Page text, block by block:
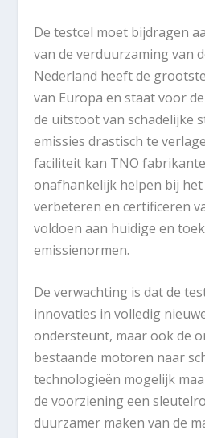
De testcel moet bijdragen
van de verduurzaming van
Nederland heeft de
van Europa en staat voor
de uitstoot van schadelijke
emissies drastisch te
faciliteit kan TNO
onafhankelijk helpen bij
verbeteren en certificeren
voldoen aan huidige en
emissienormen.
De verwachting is dat de
innovaties in volledig
ondersteunt, maar ook de
bestaande motoren naar
technologieën mogelijk
de voorziening een
duurzamer maken van de